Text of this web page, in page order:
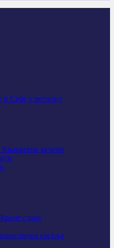
и Србе у региону
вечери
славе
насеља